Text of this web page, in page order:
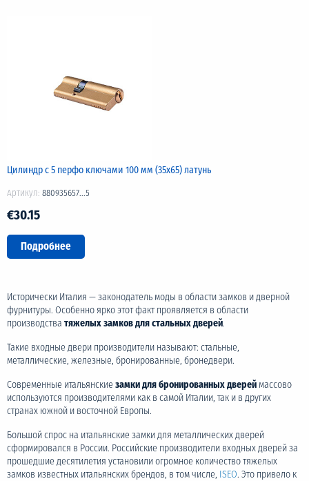
Цилиндр с 5 перфо ключами 100 мм (35х65) латунь
Артикул: 880935657...5
€30.15
Подробнее
Исторически Италия — законодатель моды в области замков и дверной
фурнитуры. Особенно ярко этот факт проявляется в области
производства тяжелых замков для стальных дверей.
Такие входные двери производители называют: стальные,
металлические, железные, бронированные, бронедвери.
Современные итальянские замки для бронированных двереймассово
используются производителями как в самой Италии, так и в других
странах южной и восточной Европы.
Большой спрос на итальянские замки для металлических дверей
сформировался в России. Российские производители входных дверей за
прошедшие десятилетия установили огромное количество тяжелых
замков известных итальянских брендов, в том числе, ISEO. Это привело к